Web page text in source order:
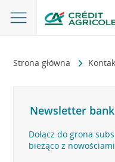
Strona główna
Newsletter
Dołącz do grona
bieżąco z